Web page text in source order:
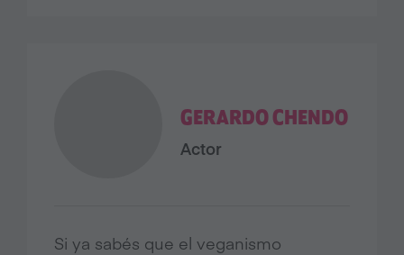
GERARDO CHENDO
Actor
Si ya sabés que el veganismo